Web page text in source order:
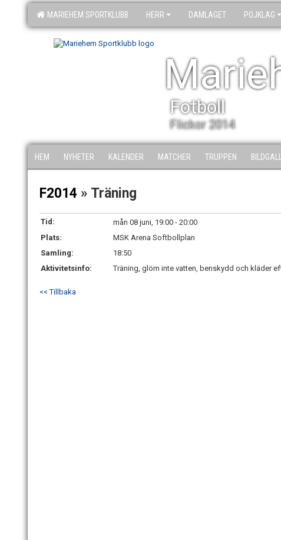
MARIEHEM SPORTKLUBB HERR DAMLAGET POJKLAG
Fotboll
Flickor 2014
HEM NYHETER KALENDER MATCHER TRUPPEN
F2014 » Träning
Tid:
mån 08 juni, 19:00 - 20:00
Plats:
MSK Arena Softbollplan
Samling:
18:50
Aktivitetsinfo:
Träning, glöm inte vatten, benskydd och kläder
<< Tillbaka